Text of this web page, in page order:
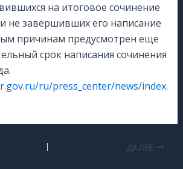
на итоговое сочинение
не завершивших его написание
причинам предусмотрен еще
срок написания сочинения
ru/press_center/news/index.
ДАЛЕЕ